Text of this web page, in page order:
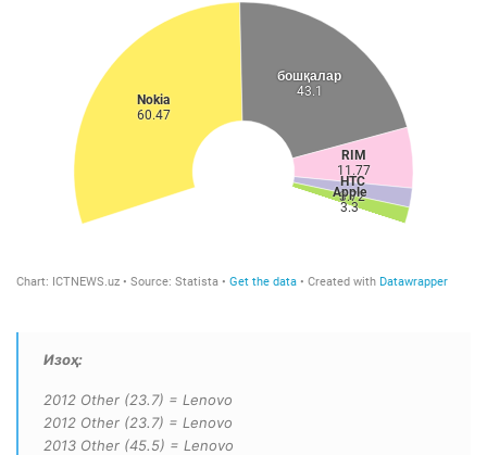
Изоҳ:
2012 Other (23.7) = Lenovo
2012 Other (23.7) = Lenovo
2013 Other (45.5) = Lenovo